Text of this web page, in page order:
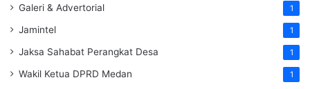
Galeri & Advertorial 1
Jamintel 1
Jaksa Sahabat Perangkat Desa 1
Wakil Ketua DPRD Medan 1